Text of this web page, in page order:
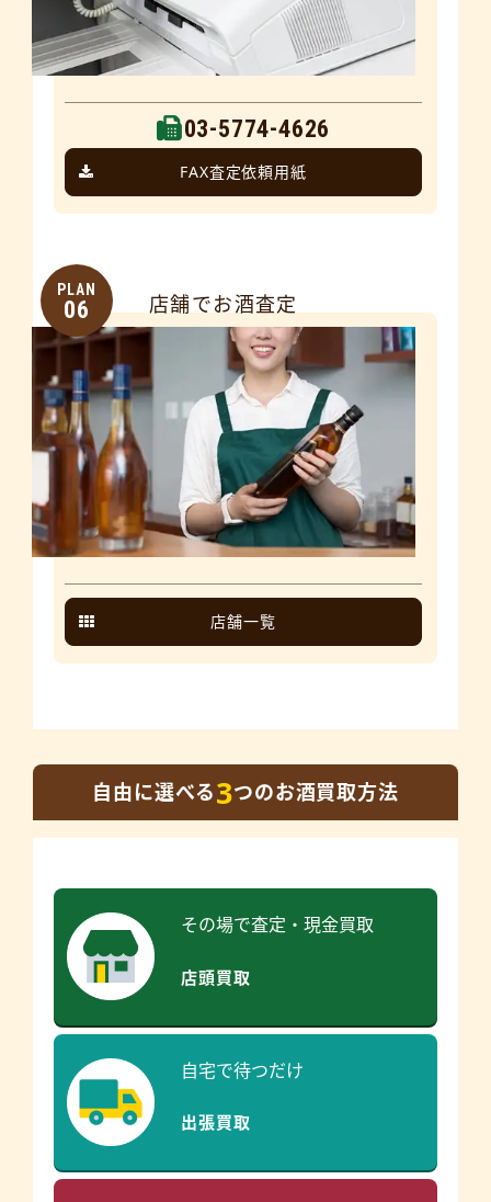
03-5774-4626
FAX査定依頼用紙
PLAN
06 店舗でお酒査定
店舗一覧
自由に選べる3つのお酒買取方法
その場で査定・現金買取
店頭買取
自宅で待つだけ
出張買取